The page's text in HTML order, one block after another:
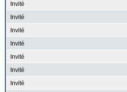
Invité
Invité
Invité
Invité
Invité
Invité
Invité